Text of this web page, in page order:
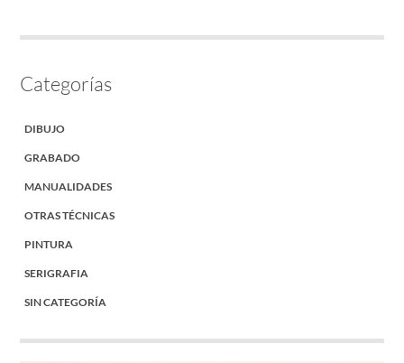
Categorías
DIBUJO
GRABADO
MANUALIDADES
OTRAS TÉCNICAS
PINTURA
SERIGRAFIA
SIN CATEGORÍA